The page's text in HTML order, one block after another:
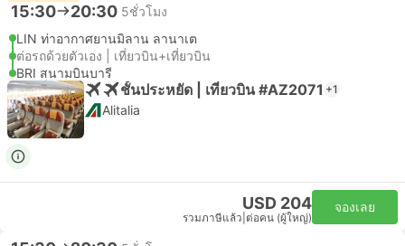
15:30 20:30 5ชั่วโมง
LIN ท่าอากาศยานมิลาน ลานาเต
ต่อรถด้วยตัวเอง | เที่ยวบิน+เที่ยวบิน
BRI สนามบินบารี
ชั้นประหยัด | เที่ยวบิน #AZ2071 +1
Alitalia
USD 204
รวมภาษีแล้ว ต่อคน (ผู้ใหญ่)
จองเลย